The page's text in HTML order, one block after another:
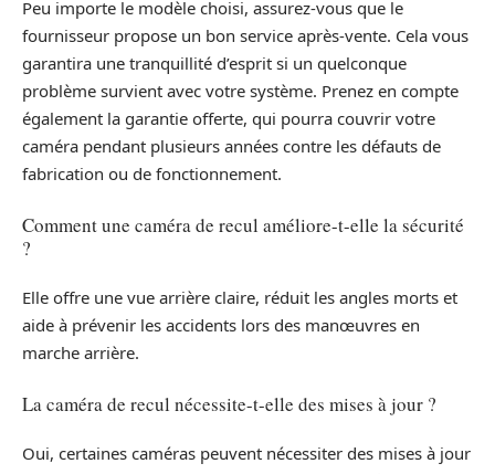
Peu importe le modèle choisi, assurez-vous que le
fournisseur propose un bon service après-vente. Cela vous
garantira une tranquillité d’esprit si un quelconque
problème survient avec votre système. Prenez en compte
également la garantie offerte, qui pourra couvrir votre
caméra pendant plusieurs années contre les défauts de
fabrication ou de fonctionnement.
Comment une caméra de recul améliore-t-elle la sécurité
?
Elle offre une vue arrière claire, réduit les angles morts et
aide à prévenir les accidents lors des manœuvres en
marche arrière.
La caméra de recul nécessite-t-elle des mises à jour ?
Oui, certaines caméras peuvent nécessiter des mises à jour